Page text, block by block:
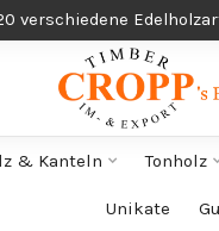
verschiedene
& Kanteln Tonholz
Unikate